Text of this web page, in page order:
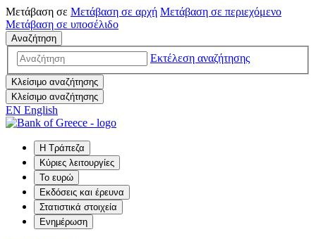
Μετάβαση σε Μετάβαση σε αρχή Μετάβαση σε περιεχόμενο
Μετάβαση σε υποσέλιδο
Αναζήτηση
Εκτέλεση αναζήτησης
Κλείσιμο αναζήτησης
Κλείσιμο αναζήτησης
EN English
Η Τράπεζα
Κύριες λειτουργίες
Το ευρώ
Εκδόσεις και έρευνα
Στατιστικά στοιχεία
Ενημέρωση